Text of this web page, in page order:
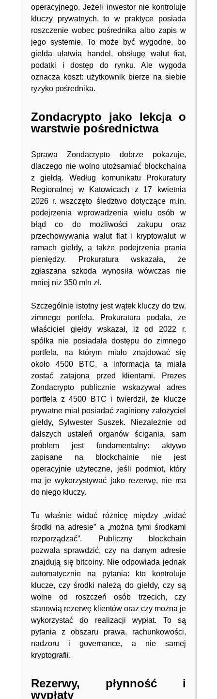
operacyjnego. Jeżeli inwestor nie kontroluje
kluczy prywatnych, to w praktyce posiada
roszczenie wobec pośrednika albo zapis w
jego systemie. To może być wygodne, bo
giełda ułatwia handel, obsługę walut fiat,
podatki i dostęp do rynku. Ale wygoda
oznacza koszt: użytkownik bierze na siebie
ryzyko pośrednika.
Zondacrypto jako lekcja o
warstwie pośrednictwa
Sprawa Zondacrypto dobrze pokazuje,
dlaczego nie wolno utożsamiać blockchaina
z giełdą. Według komunikatu Prokuratury
Regionalnej w Katowicach z 17 kwietnia
2026 r. wszczęto śledztwo dotyczące m.in.
podejrzenia wprowadzenia wielu osób w
błąd co do możliwości zakupu oraz
przechowywania walut fiat i kryptowalut w
ramach giełdy, a także podejrzenia prania
pieniędzy. Prokuratura wskazała, że
zgłaszana szkoda wynosiła wówczas nie
mniej niż 350 mln zł.
Szczególnie istotny jest wątek kluczy do tzw.
zimnego portfela. Prokuratura podała, że
właściciel giełdy wskazał, iż od 2022 r.
spółka nie posiadała dostępu do zimnego
portfela, na którym miało znajdować się
około 4500 BTC, a informacja ta miała
zostać zatajona przed klientami. Prezes
Zondacrypto publicznie wskazywał adres
portfela z 4500 BTC i twierdził, że klucze
prywatne miał posiadać zaginiony założyciel
giełdy, Sylwester Suszek. Niezależnie od
dalszych ustaleń organów ścigania, sam
problem jest fundamentalny: aktywo
zapisane na blockchainie nie jest
operacyjnie użyteczne, jeśli podmiot, który
ma je wykorzystywać jako rezerwę, nie ma
do niego kluczy.
Tu właśnie widać różnicę między „widać
środki na adresie” a „można tymi środkami
rozporządzać”. Publiczny blockchain
pozwala sprawdzić, czy na danym adresie
znajdują się bitcoiny. Nie odpowiada jednak
automatycznie na pytania: kto kontroluje
klucze, czy środki należą do giełdy, czy są
wolne od roszczeń osób trzecich, czy
stanowią rezerwę klientów oraz czy można je
wykorzystać do realizacji wypłat. To są
pytania z obszaru prawa, rachunkowości,
nadzoru i governance, a nie samej
kryptografii.
Rezerwy, płynność i
wypłaty